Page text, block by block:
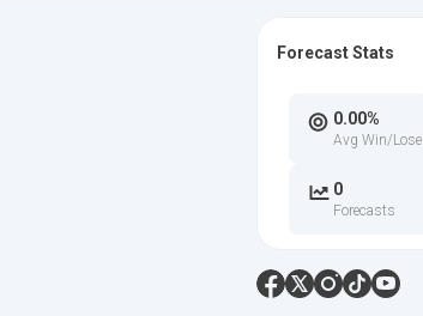
Forecast Stats
0.00%
Avg Win/Lose
0
Forecasts